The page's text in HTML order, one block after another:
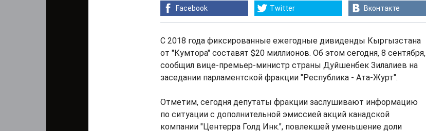
Facebook Twitter Вконтакте
С 2018 года фиксированные ежегодные дивиденды Кыргызстана
от "Кумтора" составят $20 миллионов. Об этом сегодня, 8 сентября,
сообщил вице-премьер-министр страны Дуйшенбек Зилалиев на
заседании парламентской фракции "Республика - Ата-Журт".
Отметим, сегодня депутаты фракции заслушивают информацию
по ситуации с дополнительной эмиссией акций канадской
компании "Центерра Голд Инк.", повлекшей уменьшение доли